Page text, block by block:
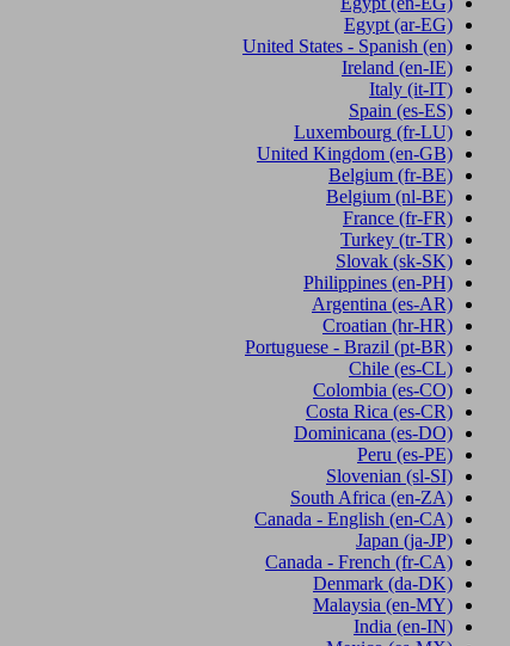
Egypt (ar-EG)
United States - Spanish (en)
Ireland (en-IE)
Italy (it-IT)
Spain (es-ES)
Luxembourg (fr-LU)
United Kingdom (en-GB)
Belgium (fr-BE)
Belgium (nl-BE)
France (fr-FR)
Turkey (tr-TR)
Slovak (sk-SK)
Philippines (en-PH)
Argentina (es-AR)
Croatian (hr-HR)
Portuguese - Brazil (pt-BR)
Chile (es-CL)
Colombia (es-CO)
Costa Rica (es-CR)
Dominicana (es-DO)
Peru (es-PE)
Slovenian (sl-SI)
South Africa (en-ZA)
Canada - English (en-CA)
Japan (ja-JP)
Canada - French (fr-CA)
Denmark (da-DK)
Malaysia (en-MY)
India (en-IN)